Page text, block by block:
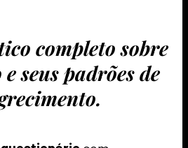
completo sobre
seus padrões de